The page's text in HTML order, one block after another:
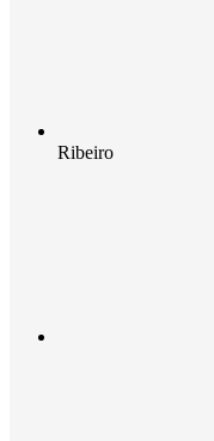
Ribeiro